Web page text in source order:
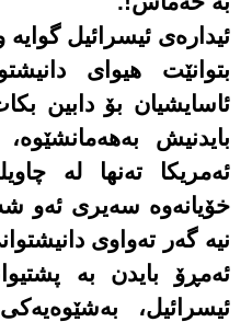
ئیدارەی ئیسرائیل
بتوانێت هیوای
ئاسایشیان بۆ دابین
بایدنیش
ئەمریکا تەنها لە
خۆیانەوە سەیری ئەو
نیە گەر تەواوی
ئەمڕۆ بایدن بە
ئیسرائیل،